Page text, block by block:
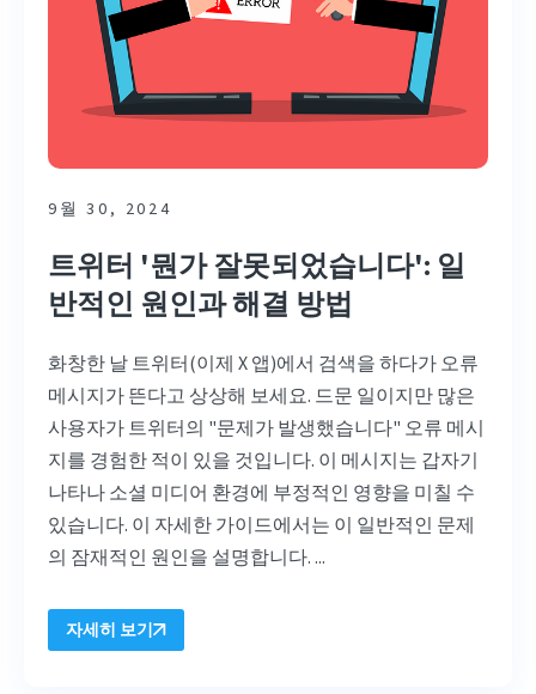
9월 30, 2024
트위터 '뭔가 잘못되었습니다': 일
반적인 원인과 해결 방법
화창한 날 트위터(이제 X 앱)에서 검색을 하다가 오류
메시지가 뜬다고 상상해 보세요. 드문 일이지만 많은
사용자가 트위터의 "문제가 발생했습니다" 오류 메시
지를 경험한 적이 있을 것입니다. 이 메시지는 갑자기
나타나 소셜 미디어 환경에 부정적인 영향을 미칠 수
있습니다. 이 자세한 가이드에서는 이 일반적인 문제
의 잠재적인 원인을 설명합니다. ...
자세히 보기